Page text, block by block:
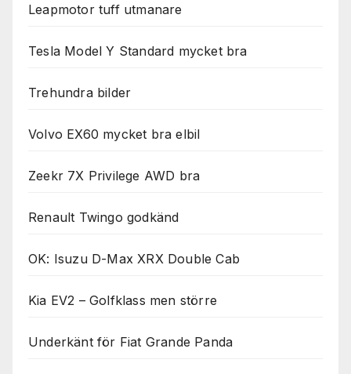
Leapmotor tuff utmanare
Tesla Model Y Standard mycket bra
Trehundra bilder
Volvo EX60 mycket bra elbil
Zeekr 7X Privilege AWD bra
Renault Twingo godkänd
OK: Isuzu D-Max XRX Double Cab
Kia EV2 – Golfklass men större
Underkänt för Fiat Grande Panda